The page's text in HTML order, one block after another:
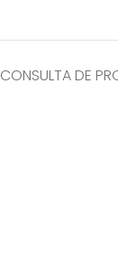
CONSULTA DE